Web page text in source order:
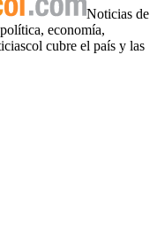
Noticias de
economía,
cubre el país y las